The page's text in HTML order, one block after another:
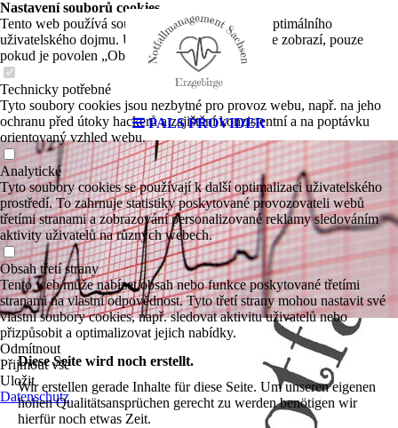
PALS PROVIDER
Diese Seite wird noch erstellt.
Wir erstellen gerade Inhalte für diese Seite. Um unseren eigenen
hohen Qualitätsansprüchen gerecht zu werden benötigen wir
hierfür noch etwas Zeit.
Nastavení souborů cookies
Tento web používá soubory cookies k zajištění optimálního
uživatelského dojmu. Určitý obsah třetích stran se zobrazí, pouze
pokud je povolen „Obsah třetích stran“.
Technicky potřebné
Tyto soubory cookies jsou nezbytné pro provoz webu, např. na jeho
ochranu před útoky hackerů a zajištění konzistentní a na poptávku
orientovaný vzhled webu.
Analytické
Tyto soubory cookies se používají k další optimalizaci uživatelského
prostředí. To zahrnuje statistiky poskytované provozovateli webů
třetími stranami a zobrazování personalizované reklamy sledováním
aktivity uživatelů na různých webech.
Obsah třetí strany
Tento web může nabízet obsah nebo funkce poskytované třetími
stranami na vlastní odpovědnost. Tyto třetí strany mohou nastavit své
vlastní soubory cookies, např. sledovat aktivitu uživatelů nebo
přizpůsobit a optimalizovat jejich nabídky.
Odmítnout
Přijmout vše
Uložit
Datenschutz